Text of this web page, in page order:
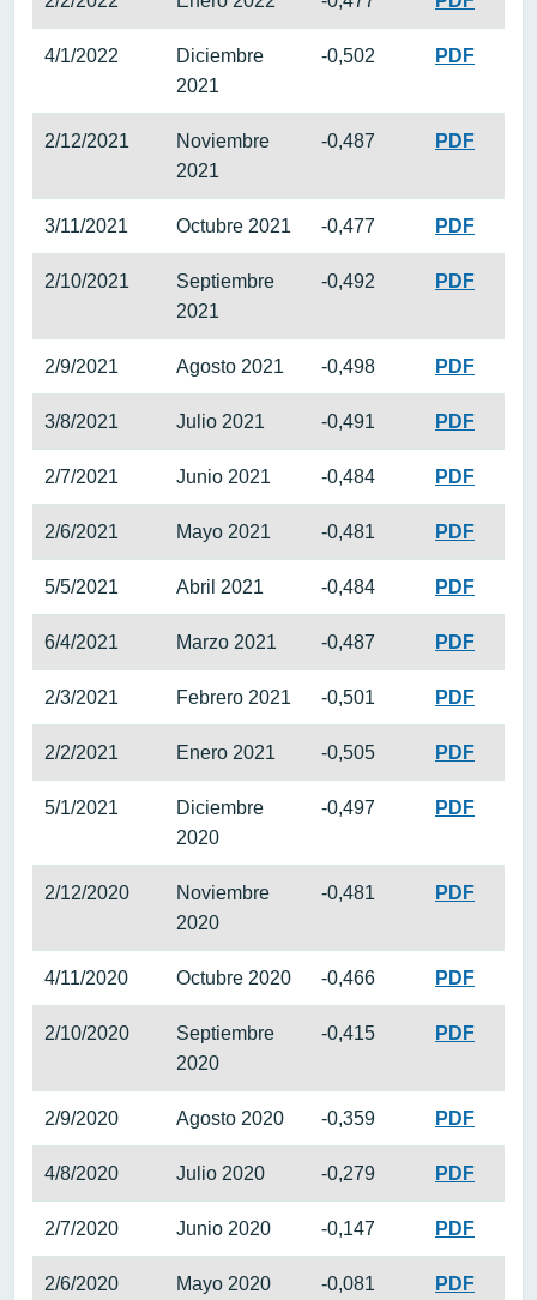
4/1/2022
Diciembre
2021
-0,502 PDF
2/12/2021
Noviembre
2021
-0,487 PDF
3/11/2021 Octubre 2021 -0,477 PDF
2/10/2021
Septiembre
2021
-0,492 PDF
2/9/2021 Agosto 2021 -0,498 PDF
3/8/2021 Julio 2021 -0,491 PDF
2/7/2021 Junio 2021 -0,484 PDF
2/6/2021 Mayo 2021 -0,481 PDF
5/5/2021 Abril 2021 -0,484 PDF
6/4/2021 Marzo 2021 -0,487 PDF
2/3/2021 Febrero 2021 -0,501 PDF
2/2/2021 Enero 2021 -0,505 PDF
5/1/2021
Diciembre
2020
-0,497 PDF
2/12/2020
Noviembre
2020
-0,481 PDF
4/11/2020 Octubre 2020 -0,466 PDF
2/10/2020
Septiembre
2020
-0,415 PDF
2/9/2020 Agosto 2020 -0,359 PDF
4/8/2020 Julio 2020 -0,279 PDF
2/7/2020 Junio 2020 -0,147 PDF
2/6/2020 Mayo 2020 -0,081 PDF